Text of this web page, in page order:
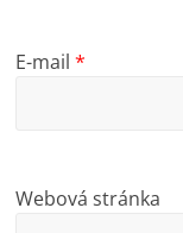
E-mail*
Webová stránka